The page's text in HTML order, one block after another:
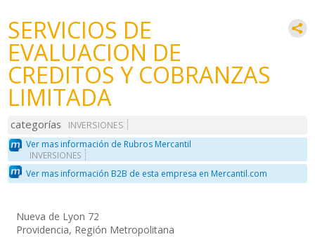
SERVICIOS DE
EVALUACION DE
CREDITOS Y COBRANZAS
LIMITADA
categorías
INVERSIONES
Ver mas información de Rubros Mercantil
INVERSIONES
Ver mas información B2B de esta empresa en Mercantil.com
Nueva de Lyon 72
Providencia, Región Metropolitana